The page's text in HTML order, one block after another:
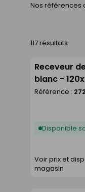
Nos références
117 résultats
Receveur
blanc -
Référence :
Disponible
Voir prix et
magasin